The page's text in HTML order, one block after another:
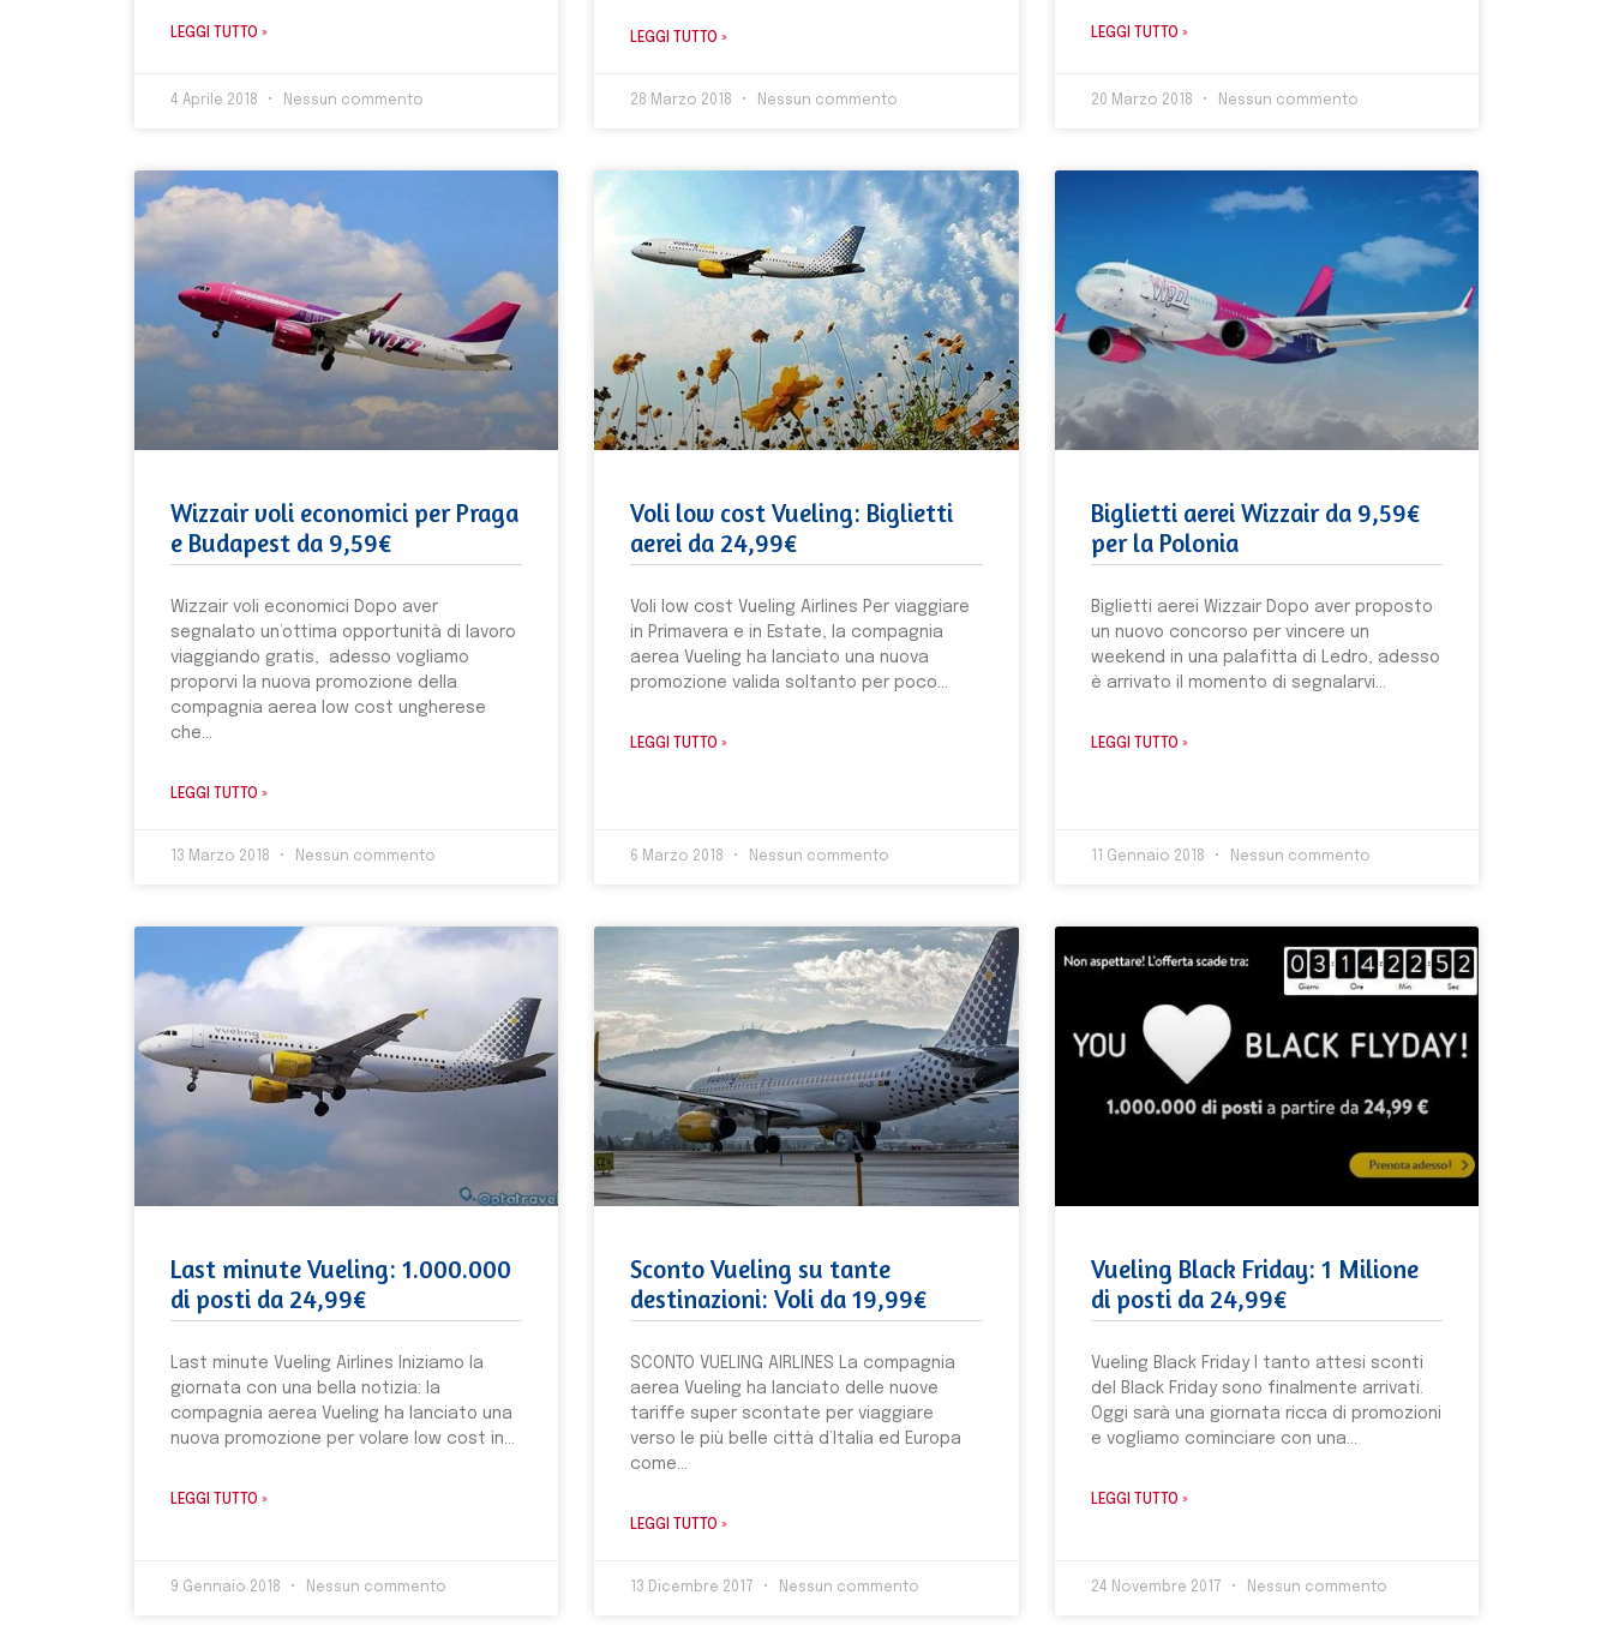
LEGGI TUTTO »
4 Aprile 2018 Nessun commento
LEGGI TUTTO »
28 Marzo 2018 Nessun commento
LEGGI TUTTO »
20 Marzo 2018 Nessun commento
Wizzair voli economici per Praga
e Budapest da 9,59€
Wizzair voli economici Dopo aver
segnalato un’ottima opportunità di lavoro
viaggiando gratis, adesso vogliamo
proporvi la nuova promozione della
compagnia aerea low cost ungherese
che
LEGGI TUTTO »
13 Marzo 2018 Nessun commento
Voli low cost Vueling: Biglietti
aerei da 24,99€
Voli low cost Vueling Airlines Per viaggiare
in Primavera e in Estate, la compagnia
aerea Vueling ha lanciato una nuova
promozione valida soltanto per poco
LEGGI TUTTO »
6 Marzo 2018 Nessun commento
Biglietti aerei Wizzair da 9,59€
per la Polonia
Biglietti aerei Wizzair Dopo aver proposto
un nuovo concorso per vincere un
weekend in una palafitta di Ledro, adesso
è arrivato il momento di segnalarvi
LEGGI TUTTO »
11 Gennaio 2018 Nessun commento
Last minute Vueling: 1.000.000
di posti da 24,99€
Last minute Vueling Airlines Iniziamo la
giornata con una bella notizia: la
compagnia aerea Vueling ha lanciato una
nuova promozione per volare low cost in
LEGGI TUTTO »
9 Gennaio 2018 Nessun commento
Sconto Vueling su tante
destinazioni: Voli da 19,99€
SCONTO VUELING AIRLINES La compagnia
aerea Vueling ha lanciato delle nuove
tariffe super scontate per viaggiare
verso le più belle città d’Italia ed Europa
come
LEGGI TUTTO »
13 Dicembre 2017 Nessun commento
Vueling Black Friday: 1 Milione
di posti da 24,99€
Vueling Black Friday I tanto attesi sconti
del Black Friday sono finalmente arrivati.
Oggi sarà una giornata ricca di promozioni
e vogliamo cominciare con una
LEGGI TUTTO »
24 Novembre 2017 Nessun commento